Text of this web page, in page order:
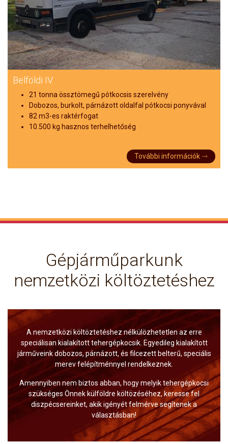
Belföldi IV.
21 tonna össztömegű pótkocsis szerelvény
Dobozos, burkolt, párnázott oldalfal pótkocsi ponyvával
82 m3-es raktérfogat
10.500 kg hasznos terhelhetőség
További információk ⤑
Gépjárműparkunk
nemzetközi költöztetéshez
A nemzetközi költöztetéshez nélkülözhetetlen az erre
speciálisan kialakított tehergépkocsik. Egyedileg kialakított
járműveink dobozos, párnázott, és filcezett belterű, speciális
merev felépítménnyel rendelkeznek.
Amennyiben nem biztos abban, hogy melyik tehergépkocsi
szükséges Önnek külföldre költözéséhez, keresse fel
diszpécsereinket, akik igényét felmérve segítenek a
választásban!